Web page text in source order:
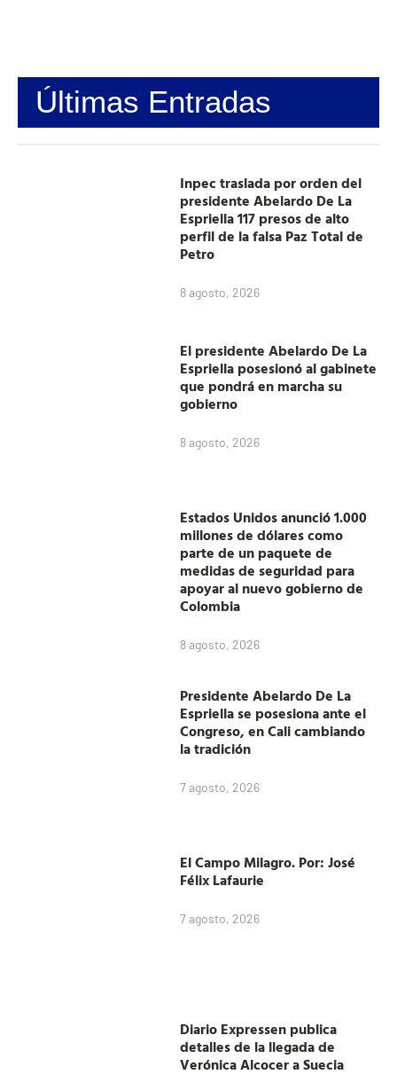
Últimas Entradas
Inpec traslada por orden del
presidente Abelardo De La
Espriella 117 presos de alto
perfil de la falsa Paz Total de
Petro
8 agosto, 2026
El presidente Abelardo De La
Espriella posesionó al gabinete
que pondrá en marcha su
gobierno
8 agosto, 2026
Estados Unidos anunció 1.000
millones de dólares como
parte de un paquete de
medidas de seguridad para
apoyar al nuevo gobierno de
Colombia
8 agosto, 2026
Presidente Abelardo De La
Espriella se posesiona ante el
Congreso, en Cali cambiando
la tradición
7 agosto, 2026
El Campo Milagro. Por: José
Félix Lafaurie
7 agosto, 2026
Diario Expressen publica
detalles de la llegada de
Verónica Alcocer a Suecia